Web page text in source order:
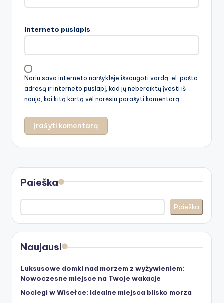
Interneto puslapis
Noriu savo interneto naršyklėje išsaugoti vardą, el. pašto
adresą ir interneto puslapį, kad jų nebereiktų įvesti iš
naujo, kai kitą kartą vėl norėsiu parašyti komentarą.
Paieška
Paieška
Naujausi
Luksusowe domki nad morzem z wyżywieniem:
Nowoczesne miejsce na Twoje wakacje
Noclegi w Wisełce: Idealne miejsca blisko morza